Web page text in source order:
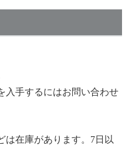
入手するにはお問い合わせ
は在庫があります。7日以